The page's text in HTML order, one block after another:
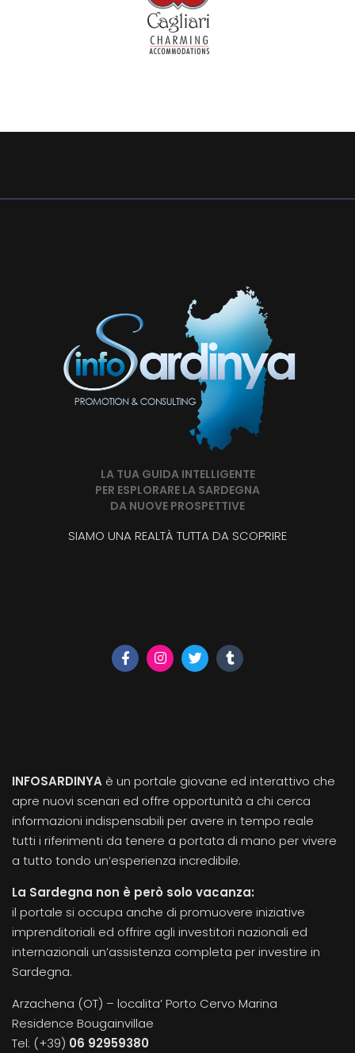
LA TUA GUIDA INTELLIGENTE
PER ESPLORARE LA SARDEGNA
DA NUOVE PROSPETTIVE
SIAMO UNA REALTÀ TUTTA DA SCOPRIRE
INFOSARDINYA è un portale giovane ed interattivo che
apre nuovi scenari ed offre opportunità a chi cerca
informazioni indispensabili per avere in tempo reale
tutti i riferimenti da tenere a portata di mano per vivere
a tutto tondo un’esperienza incredibile.
La Sardegna non è però solo vacanza:
il portale si occupa anche di promuovere iniziative
imprenditoriali ed offrire agli investitori nazionali ed
internazionali un’assistenza completa per investire in
Sardegna.
Arzachena (OT) – localita’ Porto Cervo Marina
Residence Bougainvillae
Tel: (+39) 06 92959380